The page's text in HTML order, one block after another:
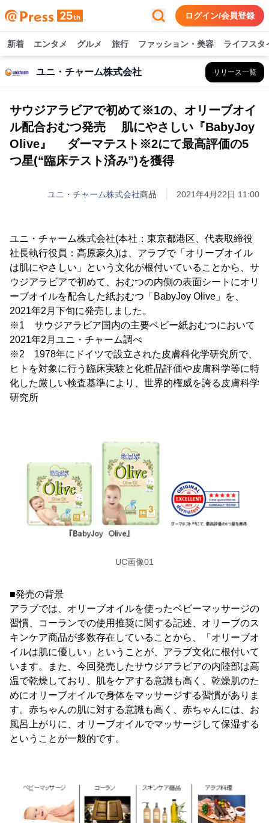
ログイン/会員登録
新着 エンタメ グルメ 旅行 ファッション・美容 ライフスタ
ユニ・チャーム株式会社 リリース一覧
サウジアラビアで初めて※1の、オリーブオイ
ル配合おむつ発売 肌にやさしい『BabyJoy
Olive』 ダーマテスト※2にて最高評価の5
つ星(“臨床テスト済み”)を獲得
ユニ・チャーム株式会社商品 2021年4月22日 11:00
ユニ・チャーム株式会社(本社：東京都港区、代表取締役
社長執行役員：高原豪久)は、アラブで「オリーブオイル
は肌にやさしい」という文化が根付いていることから、サ
ウジアラビアで初めて、おむつの内側の表面シートにオリ
ーブオイルを配合した紙おむつ「BabyJoy Olive」を、
2021年2月下旬に発売しました。
※1 サウジアラビア国内の主要ベビー紙おむつにおいて
2021年2月ユニ・チャーム調べ
※2 1978年にドイツで設立された皮膚科化学研究所で、
ヒトを対象に行う臨床実験と化粧品評価や皮膚科学等に特
化した厳しい検査基準により、世界的権威を誇る皮膚科学
研究所
UC画像01
■発売の背景
アラブでは、オリーブオイルを使ったベビーマッサージの
習慣、コーランでの使用推奨に関する記述、オリーブのス
キンケア商品が多数存在していることから、「オリーブオ
イルは肌に優しい」ということが、アラブ文化に根付いて
います。また、今回発売したサウジアラビアの内陸部は高
温で乾燥しており、肌をケアする意識も高く、乾燥肌のた
めにオリーブオイルで身体をマッサージする習慣がありま
す。赤ちゃんの肌に対する意識も高く、赤ちゃんには、お
風呂上がりに、オリーブオイルでマッサージして保湿する
ということが一般的です。